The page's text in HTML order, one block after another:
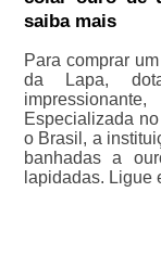
saiba mais
Para comprar
da Lapa,
Especializada
o Brasil, a
banhadas a
lapidadas. Ligue